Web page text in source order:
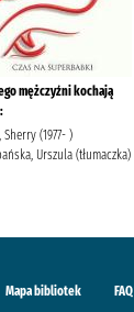
mężczyźni kochają
Sherry (1977- )
Urszula (tłumaczka)
Mapa bibliotek FAQ